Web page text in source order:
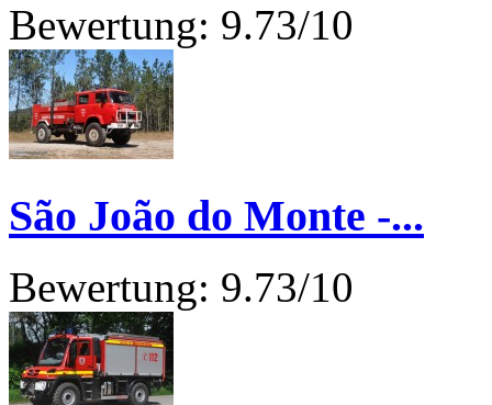
Bewertung: 9.73/10
São João do Monte -...
Bewertung: 9.73/10